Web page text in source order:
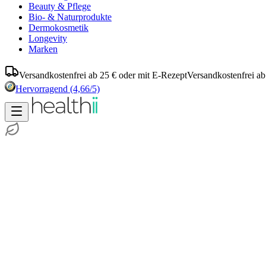
Beauty & Pflege
Bio- & Naturprodukte
Dermokosmetik
Longevity
Marken
Versandkostenfrei ab 25 € oder mit E-RezeptVersandkostenfrei
Hervorragend (4,66/5)